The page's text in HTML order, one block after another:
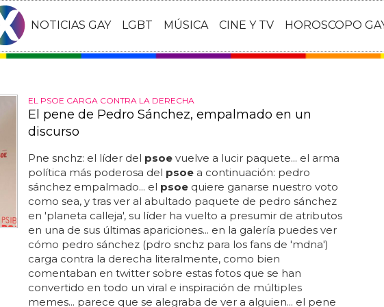
NOTICIAS GAY LGBT MÚSICA CINE Y TV HOROSCOPO
EL PSOE CARGA CONTRA LA DERECHA
El pene de Pedro Sánchez, empalmado en un
discurso
Pne snchz: el líder del psoevuelve a lucir paquete... el arma
política más poderosa del psoea continuación: pedro
sánchez empalmado... el psoequiere ganarse nuestro voto
como sea, y tras ver al abultado paquete de pedro sánchez
en 'planeta calleja', su líder ha vuelto a presumir de atributos
en una de sus últimas apariciones... en la galería puedes ver
cómo pedro sánchez (pdro snchz para los fans de 'mdna')
carga contra la derecha literalmente, como bien
comentaban en twitter sobre estas fotos que se han
convertido en todo un viral e inspiración de múltiples
memes... parece que se alegraba de ver a alguien... el pene